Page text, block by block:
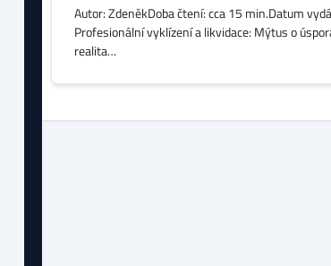
Autor: ZdeněkDoba čtení: cca 15 min.Datum
Profesionální vyklízení a likvidace: Mýtus o
realita…